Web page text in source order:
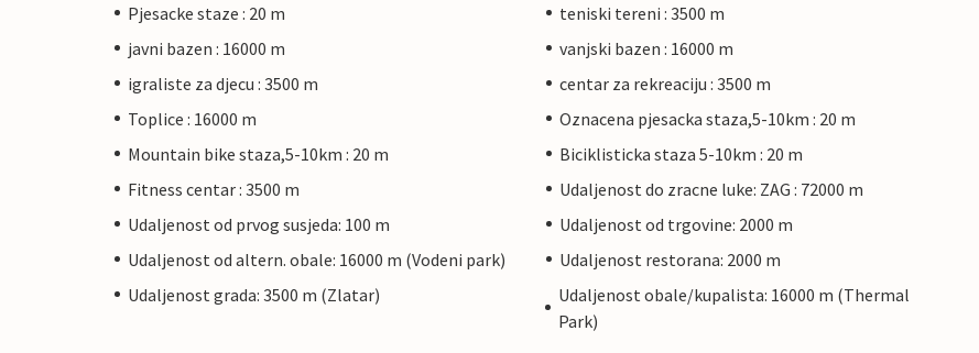
Pjesacke staze : 20 m
teniski tereni : 3500 m
javni bazen : 16000 m
vanjski bazen : 16000 m
igraliste za djecu : 3500 m
centar za rekreaciju : 3500 m
Toplice : 16000 m
Oznacena pjesacka staza,5-10km : 20 m
Mountain bike staza,5-10km : 20 m
Biciklisticka staza 5-10km : 20 m
Fitness centar : 3500 m
Udaljenost do zracne luke: ZAG : 72000 m
Udaljenost od prvog susjeda: 100 m
Udaljenost od trgovine: 2000 m
Udaljenost od altern. obale: 16000 m (Vodeni park)
Udaljenost restorana: 2000 m
Udaljenost grada: 3500 m (Zlatar)
Udaljenost obale/kupalista: 16000 m (Thermal
Park)